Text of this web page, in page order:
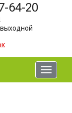
64-20
Toggle